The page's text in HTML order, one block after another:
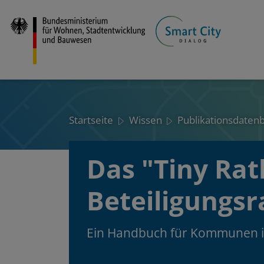
zum
Inhalt
Startseite Wissen
Das "Tiny
Ein Handbuch für Kommunen